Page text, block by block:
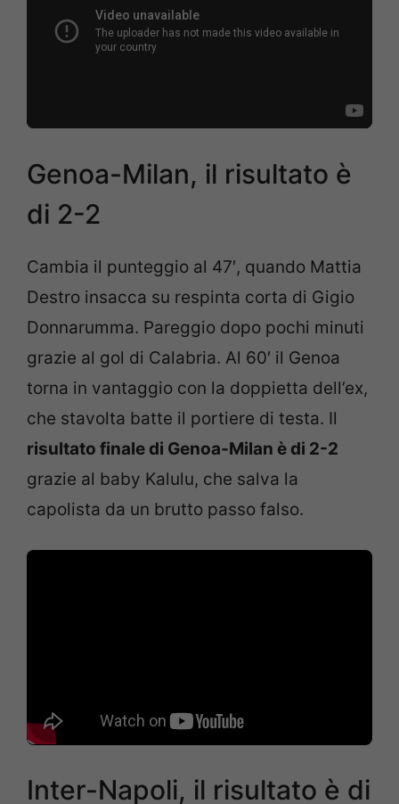
Genoa-Milan, il risultato è
di 2-2
Cambia il punteggio al 47′, quando Mattia
Destro insacca su respinta corta di Gigio
Donnarumma. Pareggio dopo pochi minuti
grazie al gol di Calabria. Al 60′ il Genoa
torna in vantaggio con la doppietta dell’ex,
che stavolta batte il portiere di testa. Il
risultato finale di Genoa-Milan è di 2-2
grazie al baby Kalulu, che salva la
capolista da un brutto passo falso.
Inter-Napoli, il risultato è di